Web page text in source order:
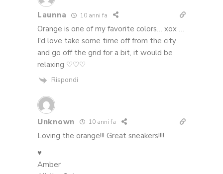
Launna 10 anni fa
Orange is one of my favorite colors… xox …
I'd love take some time off from the city
and go off the grid for a bit, it would be
relaxing ♡♡♡
Rispondi
Unknown 10 anni fa
Loving the orange!!! Great sneakers!!!!
♥
Amber